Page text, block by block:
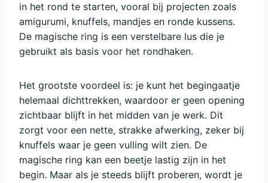
in het rond te starten, vooral bij projecten zoals
amigurumi, knuffels, mandjes en ronde kussens.
De magische ring is een verstelbare lus die je
gebruikt als basis voor het rondhaken.
Het grootste voordeel is: je kunt het begingaatje
helemaal dichttrekken, waardoor er geen opening
zichtbaar blijft in het midden van je werk. Dit
zorgt voor een nette, strakke afwerking, zeker bij
knuffels waar je geen vulling wilt zien. De
magische ring kan een beetje lastig zijn in het
begin. Maar als je steeds blijft proberen, wordt je